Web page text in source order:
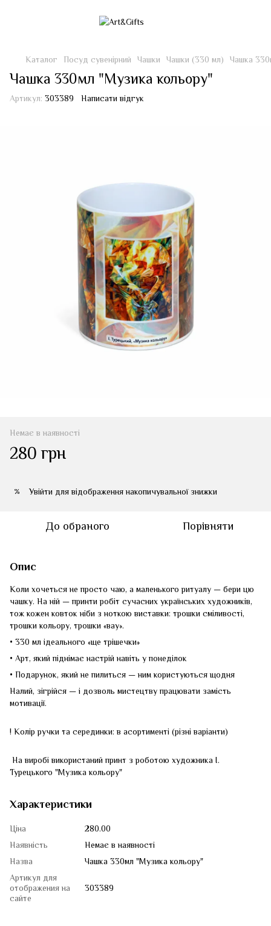
Каталог Посуд сувенірний Чашки Чашки (330 мл) Чашка
Чашка 330мл "Музика кольору"
Артикул: 303389 Написати відгук
Немає в наявності
280 грн
% Увійти для відображення накопичувальної знижки
До обраного Порівняти
Опис
Коли хочеться не просто чаю, а маленького ритуалу — бери цю
чашку. На ній — принти робіт сучасних українських художників,
тож кожен ковток ніби з ноткою виставки: трошки сміливості,
трошки кольору, трошки «вау».
• 330 мл ідеального «ще трішечки»
• Арт, який піднімає настрій навіть у понеділок
• Подарунок, який не пилиться — ним користуються щодня
Налий, зігрійся — і дозволь мистецтву працювати замість
мотивації.
! Колір ручки та серединки: в асортименті (різні варіанти)
На виробі використаний принт з роботою художника І.
Турецького "Музика кольору"
Характеристики
Ціна
280.00
Наявність
Немає в наявності
Назва
Чашка 330мл "Музика кольору"
Артикул для
отображения на
сайте
303389